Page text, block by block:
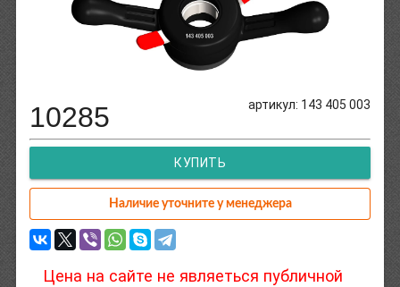
артикул: 143 405 003
10285
КУПИТЬ
Наличие уточните у менеджера
Цена на сайте не являеться публичной